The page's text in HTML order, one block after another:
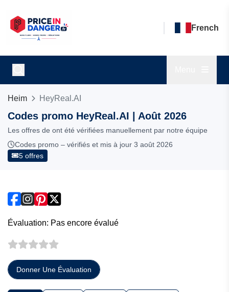
French
Heim HeyReal.AI
Codes promo HeyReal.AI | Août 2026
Les offres de ont été vérifiées manuellement par notre équipe
Codes promo – vérifiés et mis à jour 3 août 2026
5 offres
Évaluation: Pas encore évalué
Donner Une Évaluation